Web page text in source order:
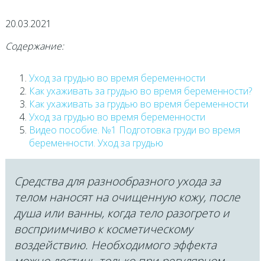
20.03.2021
Содержание:
Уход за грудью во время беременности
Как ухаживать за грудью во время беременности?
Как ухаживать за грудью во время беременности
Уход за грудью во время беременности
Видео пособие. №1 Подготовка груди во время
беременности. Уход за грудью
Средства для разнообразного ухода за
телом наносят на очищенную кожу, после
душа или ванны, когда тело разогрето и
восприимчиво к косметическому
воздействию. Необходимого эффекта